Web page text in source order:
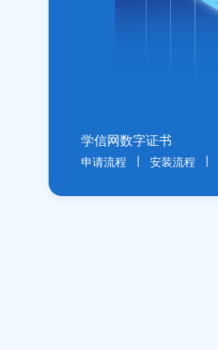
学信网数字证书
申请流程 安装流程